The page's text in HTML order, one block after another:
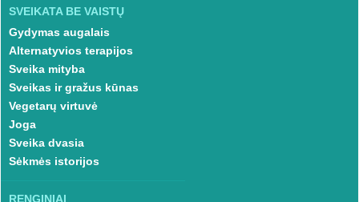
SVEIKATA BE VAISTŲ
Gydymas augalais
Alternatyvios terapijos
Sveika mityba
Sveikas ir gražus kūnas
Vegetarų virtuvė
Joga
Sveika dvasia
Sėkmės istorijos
RENGINIAI